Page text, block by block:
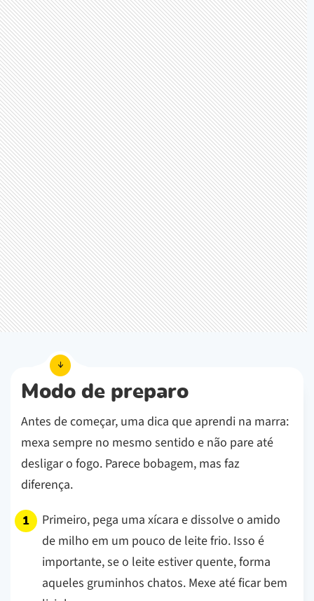
Modo de preparo
Antes de começar, uma dica que aprendi na marra:
mexa sempre no mesmo sentido e não pare até
desligar o fogo. Parece bobagem, mas faz
diferença.
Primeiro, pega uma xícara e dissolve o amido
de milho em um pouco de leite frio. Isso é
importante, se o leite estiver quente, forma
aqueles gruminhos chatos. Mexe até ficar bem